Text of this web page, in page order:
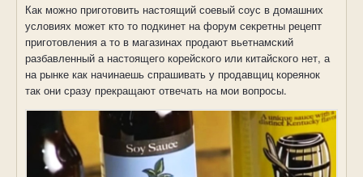
Как можно приготовить настоящий соевый соус в домашних
условиях может кто то подкинет на форум секретны рецепт
приготовления а то в магазинах продают вьетнамский
разбавленный а настоящего корейского или китайского нет, а
на рынке как начинаешь спрашивать у продавщиц кореянок
так они сразу прекращают отвечать на мои вопросы.